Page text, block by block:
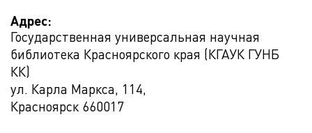
Адрес:
Государственная универсальная научная
библиотека Красноярского края (КГАУК ГУНБ
КК)
ул. Карла Маркса, 114,
Красноярск 660017